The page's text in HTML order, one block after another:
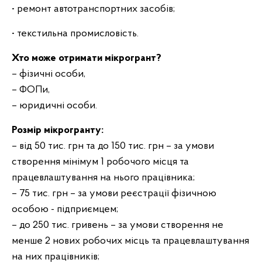
• ремонт автотранспортних засобів;
• текстильна промисловість.
Хто може отримати мікрогрант?
– фізичні особи,
– ФОПи,
– юридичні особи.
Розмір мікрогранту:
– від 50 тис. грн та до 150 тис. грн – за умови
створення мінімум 1 робочого місця та
працевлаштування на нього працівника;
– 75 тис. грн – за умови реєстрації фізичною
особою - підприємцем;
– до 250 тис. гривень – за умови створення не
менше 2 нових робочих місць та працевлаштування
на них працівників;